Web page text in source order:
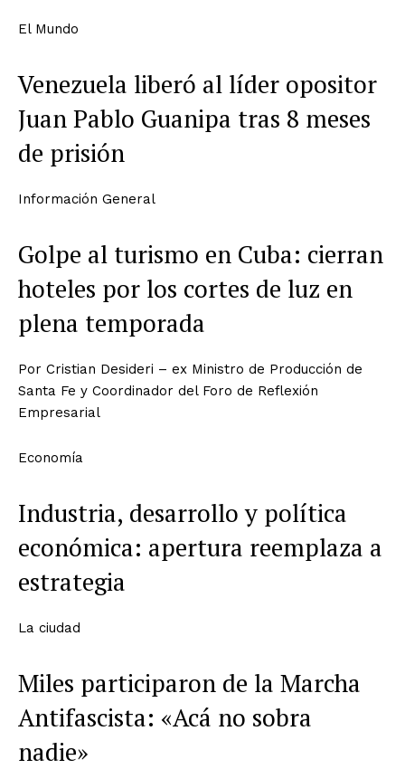
El Mundo
Venezuela liberó al líder opositor
Juan Pablo Guanipa tras 8 meses
de prisión
Información General
Golpe al turismo en Cuba: cierran
hoteles por los cortes de luz en
plena temporada
Por Cristian Desideri – ex Ministro de Producción de
Santa Fe y Coordinador del Foro de Reflexión
Empresarial
Economía
Industria, desarrollo y política
económica: apertura reemplaza a
estrategia
La ciudad
Miles participaron de la Marcha
Antifascista: «Acá no sobra
nadie»